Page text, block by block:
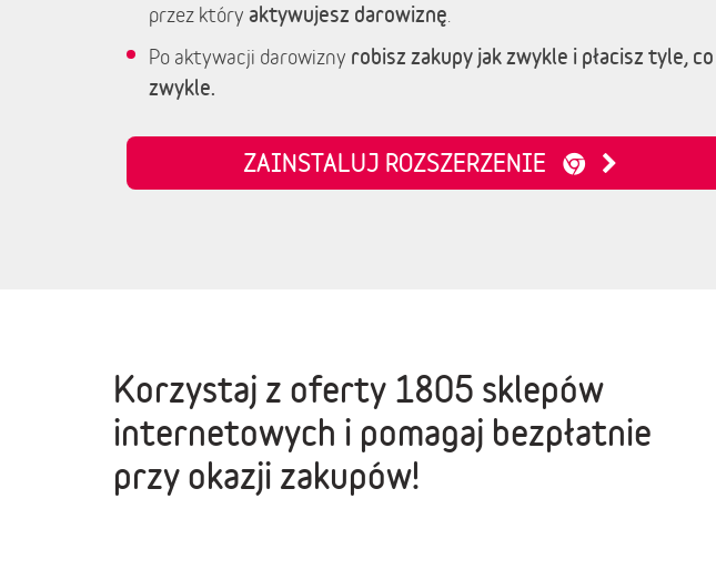
przez który aktywujesz darowiznę
Po aktywacji darowizny robisz zakupy jak zwykle i płacisz tyle, co
zwykle.
ZAINSTALUJ ROZSZERZENIE
Korzystaj z oferty 1805 sklepów
internetowych i pomagaj bezpłatnie
przy okazji zakupów!